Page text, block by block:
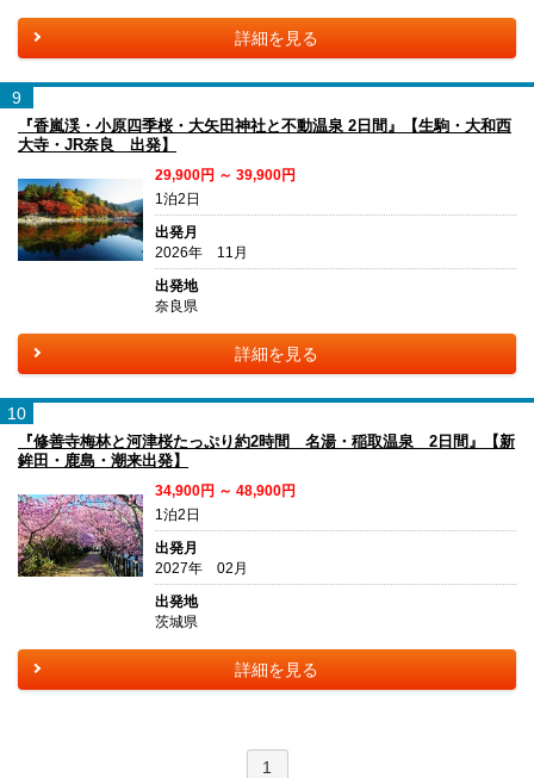
詳細を見る
9
『香嵐渓・小原四季桜・大矢田神社と不動温泉 2日間』【生駒・大和西
大寺・JR奈良 出発】
29,900円 ～ 39,900円
1泊2日
出発月
2026年 11月
出発地
奈良県
詳細を見る
10
『修善寺梅林と河津桜たっぷり約2時間 名湯・稲取温泉 2日間』【新
鉾田・鹿島・潮来出発】
34,900円 ～ 48,900円
1泊2日
出発月
2027年 02月
出発地
茨城県
詳細を見る
1